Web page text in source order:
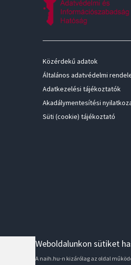
Közérdekű adatok
Általános adatvédelmi
Adatkezelési tájékoztatók
Akadálymentesítési
Süti (cookie) tájékoztató
Weboldalunkon sütiket
A naih.hu-n kizárólag az oldal